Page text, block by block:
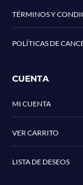
TÉRMINOS Y
POLÍTICAS DE
CUENTA
MI CUENTA
VER CARRITO
LISTA DE DESEOS